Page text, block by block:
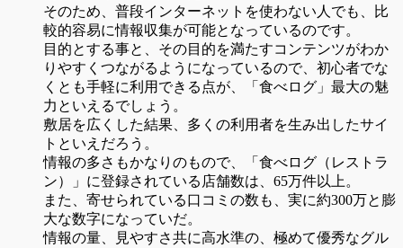
そのため、普段インターネットを使わない人でも、比
較的容易に情報収集が可能となっているのです。
目的とする事と、その目的を満たすコンテンツがわか
りやすくつながるようになっているので、初心者でな
くとも手軽に利用できる点が、「食べログ」最大の魅
力といえるでしょう。
敷居を広くした結果、多くの利用者を生み出したサイ
トといえだろう。
情報の多さもかなりのもので、「食べログ（レストラ
ン）」に登録されている店舗数は、65万件以上。
また、寄せられている口コミの数も、実に約300万と膨
大な数字になっていだ。
情報の量、見やすさ共に高水準の、極めて優秀なグル